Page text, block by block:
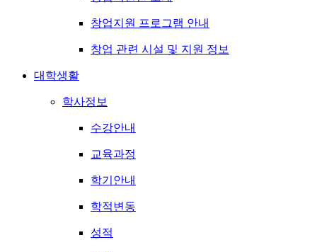
창업지원 프로그램 안내
창업 관련 시설 및 지원 정보
대학생활
학사정보
수강안내
교육과정
학기안내
학적변동
성적